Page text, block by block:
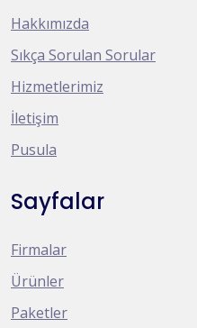
Hakkımızda
Sıkça Sorulan Sorular
Hizmetlerimiz
İletişim
Pusula
Sayfalar
Firmalar
Ürünler
Paketler